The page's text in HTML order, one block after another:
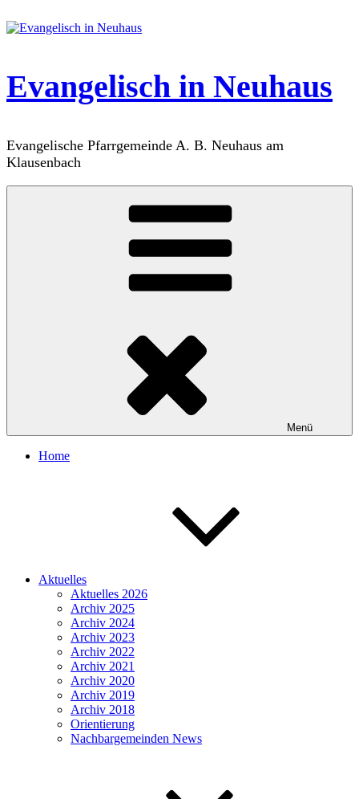
Inhalt
Evangelisch in Neuhaus
Evangelische Pfarrgemeinde A. B. Neuhaus am
Klausenbach
Menü
Home
Aktuelles
Aktuelles 2026
Archiv 2025
Archiv 2024
Archiv 2023
Archiv 2022
Archiv 2021
Archiv 2020
Archiv 2019
Archiv 2018
Orientierung
Nachbargemeinden News